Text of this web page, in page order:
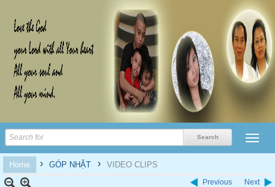
Home › GÓP NHẶT › VIDEO CLIPS
Previous Next